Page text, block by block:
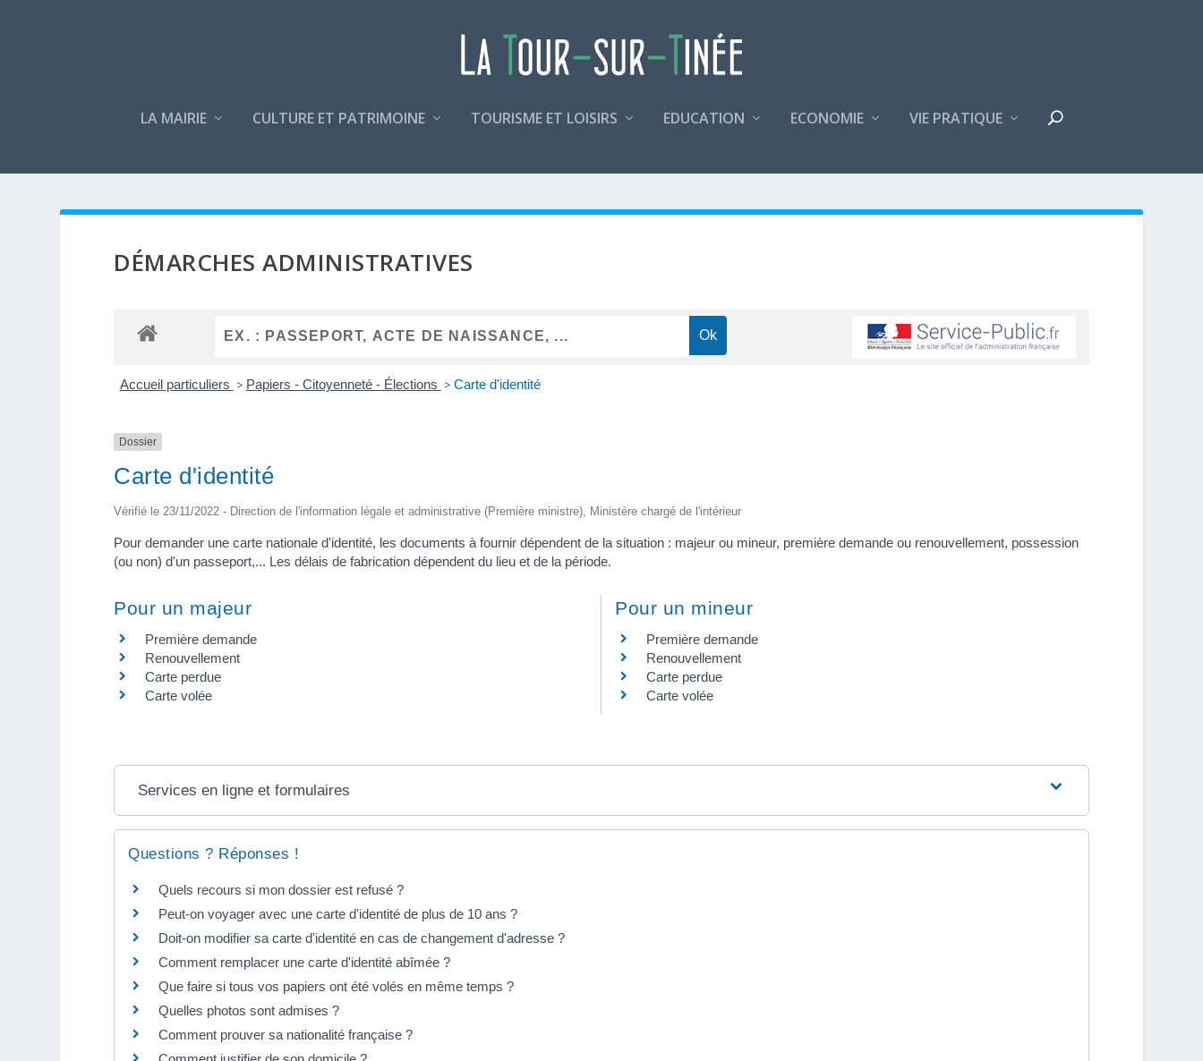
LA MAIRIE CULTURE ET PATRIMOINE TOURISME ET LOISIRS EDUCATION ECONOMIE VIE PRATIQUE
DÉMARCHES ADMINISTRATIVES
Accueil particuliers > Papiers - Citoyenneté - Élections > Carte d'identité
Dossier
Carte d'identité
Vérifié le 23/11/2022 - Direction de l'information légale et administrative (Première ministre), Ministère chargé de l'intérieur
Pour demander une carte nationale d'identité, les documents à fournir dépendent de la situation : majeur ou mineur, première demande ou renouvellement, possession
(ou non) d'un passeport,... Les délais de fabrication dépendent du lieu et de la période.
Pour un majeur
Première demande
Renouvellement
Carte perdue
Carte volée
Pour un mineur
Première demande
Renouvellement
Carte perdue
Carte volée
Services en ligne et formulaires
Questions ? Réponses !
Quels recours si mon dossier est refusé ?
Peut-on voyager avec une carte d'identité de plus de 10 ans ?
Doit-on modifier sa carte d'identité en cas de changement d'adresse ?
Comment remplacer une carte d'identité abîmée ?
Que faire si tous vos papiers ont été volés en même temps ?
Quelles photos sont admises ?
Comment prouver sa nationalité française ?